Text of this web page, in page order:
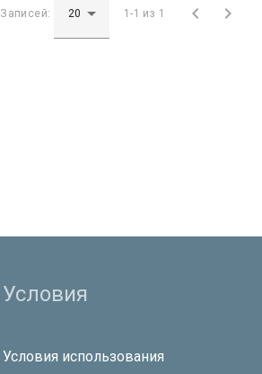
Записей: 1-1 из 1  
Условия
Условия использования